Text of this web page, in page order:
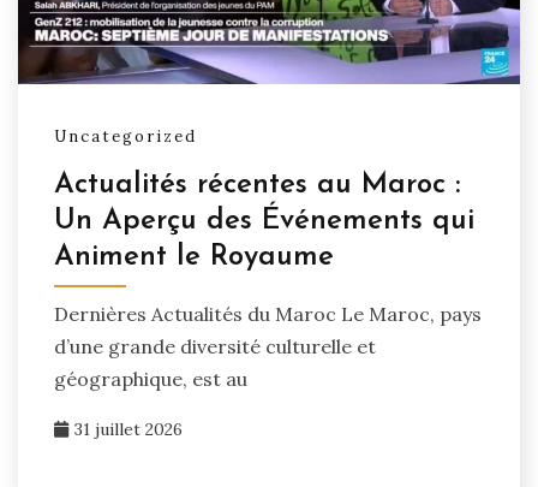
Uncategorized
Actualités récentes au Maroc :
Un Aperçu des Événements qui
Animent le Royaume
Dernières Actualités du Maroc Le Maroc, pays
d’une grande diversité culturelle et
géographique, est au
31 juillet 2026